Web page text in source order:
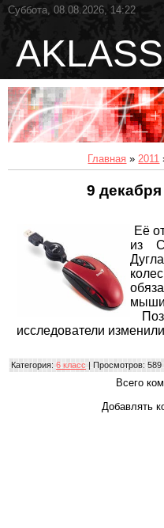
Суббота, 08.08.2026, 14:22
Главная » 2011
9
Её
из
исследователи
Категория: 6 класс | Просмотров: 589
Всего
Добавлять